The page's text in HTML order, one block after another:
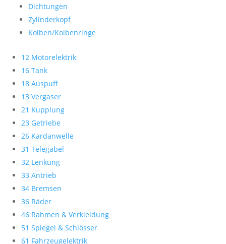
Dichtungen
Zylinderkopf
Kolben/Kolbenringe
12 Motorelektrik
16 Tank
18 Auspuff
13 Vergaser
21 Kupplung
23 Getriebe
26 Kardanwelle
31 Telegabel
32 Lenkung
33 Antrieb
34 Bremsen
36 Räder
46 Rahmen & Verkleidung
51 Spiegel & Schlösser
61 Fahrzeugelektrik